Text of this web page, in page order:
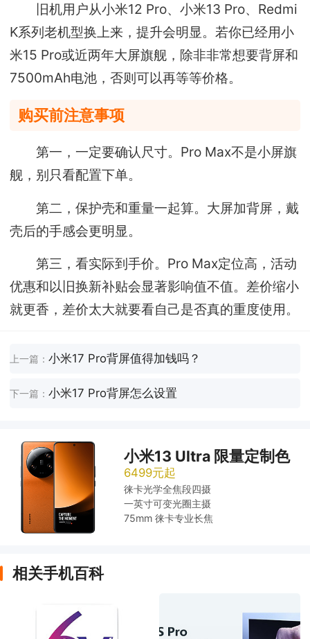
旧机用户从小米12 Pro、小米13 Pro、Redmi
K系列老机型换上来，提升会明显。若你已经用小
米15 Pro或近两年大屏旗舰，除非非常想要背屏和
7500mAh电池，否则可以再等等价格。
购买前注意事项
第一，一定要确认尺寸。Pro Max不是小屏旗
舰，别只看配置下单。
第二，保护壳和重量一起算。大屏加背屏，戴
壳后的手感会更明显。
第三，看实际到手价。Pro Max定位高，活动
优惠和以旧换新补贴会显著影响值不值。差价缩小
就更香，差价太大就要看自己是否真的重度使用。
上一篇：小米17 Pro背屏值得加钱吗？
下一篇：小米17 Pro背屏怎么设置
小米13 Ultra 限量定制色
6499元起
徕卡光学全焦段四摄
一英寸可变光圈主摄
75mm 徕卡专业长焦
相关手机百科